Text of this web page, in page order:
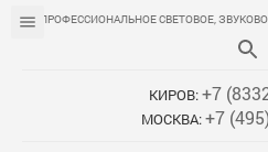
ПРОФЕССИОНАЛЬНОЕ СВЕТОВОЕ,
КИРОВ:+7
МОСКВА:+7